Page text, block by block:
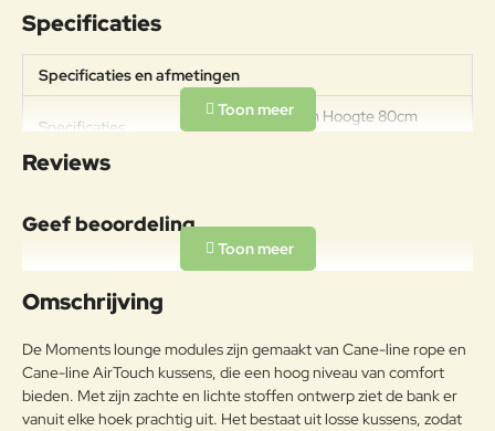
Specificaties
Specificaties en afmetingen
Specificaties
Breedte 157cm Hoogte 80cm
Reviews
Geef beoordeling
Uw naam:
g:
Omschrijving
De Moments lounge modules zijn gemaakt van Cane-line rope en
Cane-line AirTouch kussens, die een hoog niveau van comfort
bieden. Met zijn zachte en lichte stoffen ontwerp ziet de bank er
vanuit elke hoek prachtig uit. Het bestaat uit losse kussens, zodat